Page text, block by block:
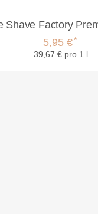
5,95 €*
39,67 € pro 1 l